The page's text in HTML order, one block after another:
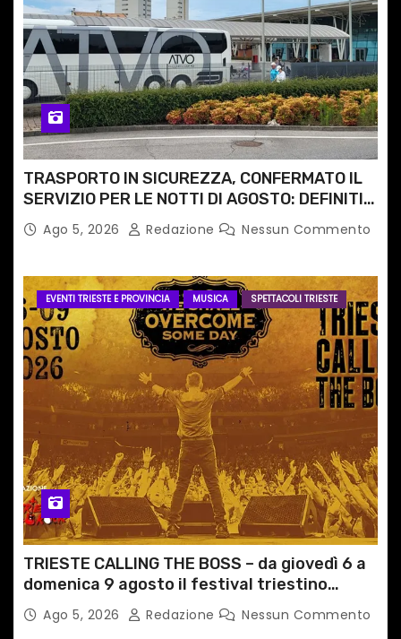
TRASPORTO IN SICUREZZA, CONFERMATO IL
SERVIZIO PER LE NOTTI DI AGOSTO: DEFINITI
PERCORSI, FERMATE E ORARIO
Ago 5, 2026 Redazione Nessun Commento
EVENTI TRIESTE E PROVINCIA MUSICA SPETTACOLI TRIESTE
TRIESTE CALLING THE BOSS – da giovedì 6 a
domenica 9 agosto il festival triestino
dedicato a Springsteen
Ago 5, 2026 Redazione Nessun Commento